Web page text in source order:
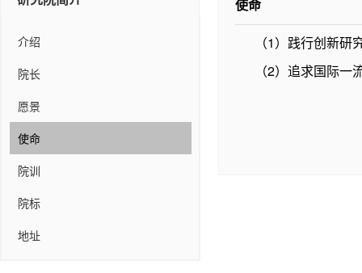
介绍
院长
愿景
使命
院训
院标
地址
使命
（1）践行创新
（2）追求国际